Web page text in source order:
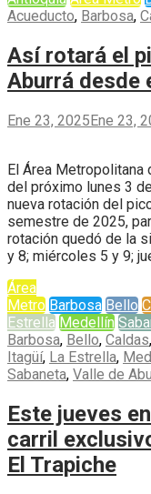
Acueducto, Barbosa,
Así rotará el
Aburrá desde
Ene 23, 2025Ene 23,
El Área Metropolitana
del próximo lunes 3
nueva rotación del
semestre de 2025,
rotación quedó de la
y 8; miércoles 5 y 9;
Área
Metro Barbosa Bello
Estrella Medellín
Barbosa, Bello, Caldas,
Itagüí, La Estrella,
Sabaneta, Valle de
Este jueves
carril
El Trapiche